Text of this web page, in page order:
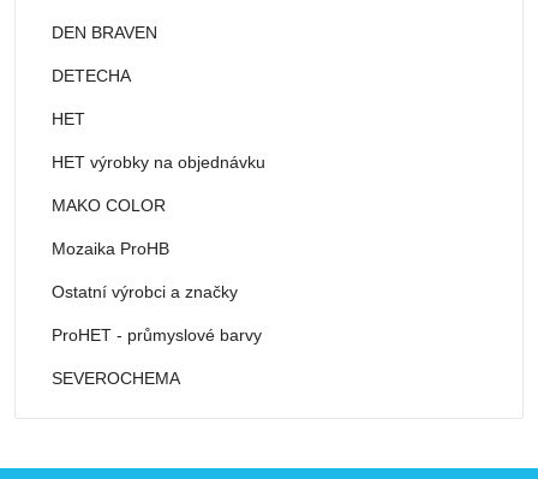
DEN BRAVEN
DETECHA
HET
HET výrobky na objednávku
MAKO COLOR
Mozaika ProHB
Ostatní výrobci a značky
ProHET - průmyslové barvy
SEVEROCHEMA